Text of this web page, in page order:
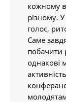
кожному
різному.
голос,
Саме
побачити
однакові